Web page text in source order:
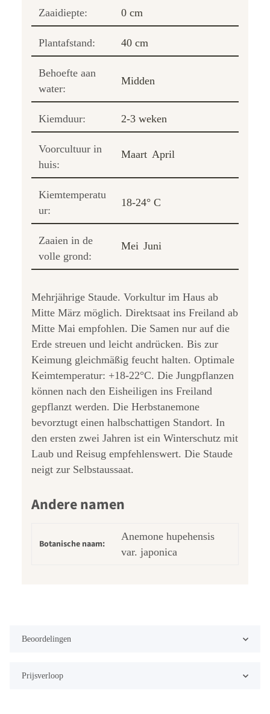
Zaaidiepte: 0 cm
Plantafstand: 40 cm
Behoefte aan
water:
Midden
Kiemduur: 2-3 weken
Voorcultuur in
huis:
Maart April
Kiemtemperatu
ur:
18-24° C
Zaaien in de
volle grond:
Mei Juni
Mehrjährige Staude. Vorkultur im Haus ab
Mitte März möglich. Direktsaat ins Freiland ab
Mitte Mai empfohlen. Die Samen nur auf die
Erde streuen und leicht andrücken. Bis zur
Keimung gleichmäßig feucht halten. Optimale
Keimtemperatur: +18-22°C. Die Jungpflanzen
können nach den Eisheiligen ins Freiland
gepflanzt werden. Die Herbstanemone
bevorztugt einen halbschattigen Standort. In
den ersten zwei Jahren ist ein Winterschutz mit
Laub und Reisug empfehlenswert. Die Staude
neigt zur Selbstaussaat.
Andere namen
Botanische naam:
Anemone hupehensis
var. japonica
Beoordelingen
Prijsverloop